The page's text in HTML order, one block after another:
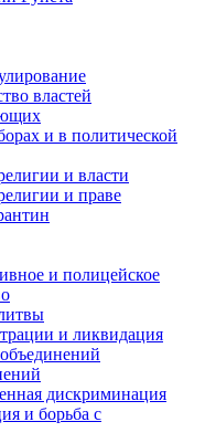
властей
и в политической
и власти
и праве
и полицейское
и ликвидация
дискриминация
и борьба с